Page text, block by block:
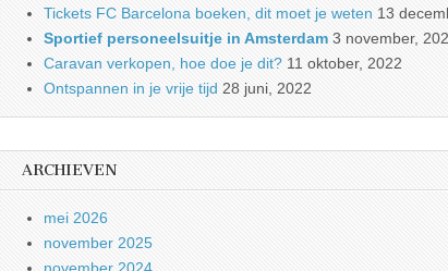
Tickets FC Barcelona boeken, dit moet je weten 13
Sportief personeelsuitje in Amsterdam 3 november,
Caravan verkopen, hoe doe je dit? 11 oktober, 2022
Ontspannen in je vrije tijd 28 juni, 2022
ARCHIEVEN
mei 2026
november 2025